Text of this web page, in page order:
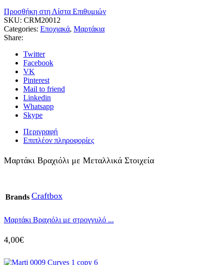
Προσθήκη στη Λίστα Επιθυμιών
SKU: CRM20012
Categories: Εποχιακά, Μαρτάκια
Share:
Twitter
Facebook
VK
Pinterest
Mail to friend
Linkedin
Whatsapp
Skype
Περιγραφή
Επιπλέον πληροφορίες
Μαρτάκι Βραχιόλι με Μεταλλικά Στοιχεία
Brands Craftbox
Μαρτάκι Βραχιόλι με στρογγυλό ...
4,00€